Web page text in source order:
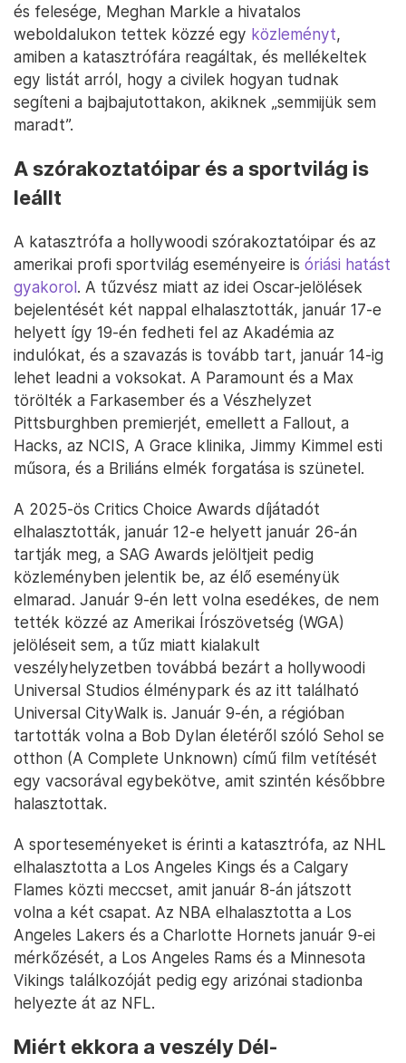
és felesége, Meghan Markle a hivatalos
weboldalukon tettek közzé egy közleményt,
amiben a katasztrófára reagáltak, és mellékeltek
egy listát arról, hogy a civilek hogyan tudnak
segíteni a bajbajutottakon, akiknek „semmijük sem
maradt”.
A szórakoztatóipar és a sportvilág is
leállt
A katasztrófa a hollywoodi szórakoztatóipar és az
amerikai profi sportvilág eseményeire is óriási hatást
gyakorol. A tűzvész miatt az idei Oscar-jelölések
bejelentését két nappal elhalasztották, január 17-e
helyett így 19-én fedheti fel az Akadémia az
indulókat, és a szavazás is tovább tart, január 14-ig
lehet leadni a voksokat. A Paramount és a Max
törölték a Farkasember és a Vészhelyzet
Pittsburghben premierjét, emellett a Fallout, a
Hacks, az NCIS, A Grace klinika, Jimmy Kimmel esti
műsora, és a Briliáns elmék forgatása is szünetel.
A 2025-ös Critics Choice Awards díjátadót
elhalasztották, január 12-e helyett január 26-án
tartják meg, a SAG Awards jelöltjeit pedig
közleményben jelentik be, az élő eseményük
elmarad. Január 9-én lett volna esedékes, de nem
tették közzé az Amerikai Írószövetség (WGA)
jelöléseit sem, a tűz miatt kialakult
veszélyhelyzetben továbbá bezárt a hollywoodi
Universal Studios élménypark és az itt található
Universal CityWalk is. Január 9-én, a régióban
tartották volna a Bob Dylan életéről szóló Sehol se
otthon (A Complete Unknown) című film vetítését
egy vacsorával egybekötve, amit szintén későbbre
halasztottak.
A sporteseményeket is érinti a katasztrófa, az NHL
elhalasztotta a Los Angeles Kings és a Calgary
Flames közti meccset, amit január 8-án játszott
volna a két csapat. Az NBA elhalasztotta a Los
Angeles Lakers és a Charlotte Hornets január 9-ei
mérkőzését, a Los Angeles Rams és a Minnesota
Vikings találkozóját pedig egy arizónai stadionba
helyezte át az NFL.
Miért ekkora a veszély Dél-